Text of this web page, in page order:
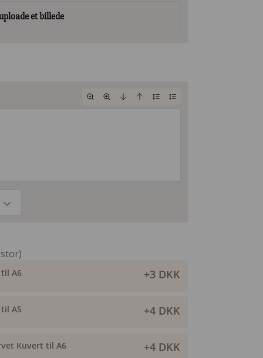
et billede
A6 +3 DKK
A5 +4 DKK
Kuvert til A6 +4 DKK